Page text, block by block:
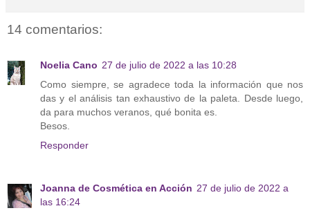
14 comentarios:
Noelia Cano 27 de julio de 2022 a las 10:28
Como siempre, se agradece toda la información que nos
das y el análisis tan exhaustivo de la paleta. Desde luego,
da para muchos veranos, qué bonita es.
Besos.
Responder
Joanna de Cosmética en Acción 27 de julio de 2022 a
las 16:24